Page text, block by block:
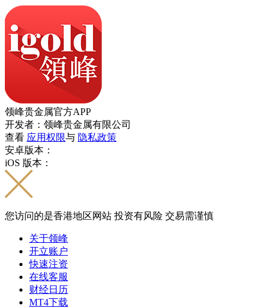
领峰贵金属官方APP
开发者：领峰贵金属有限公司
查看 应用权限与 隐私政策
安卓版本：
iOS 版本：
您访问的是香港地区网站 投资有风险 交易需谨慎
关于领峰
开立账户
快速注资
在线客服
财经日历
MT4下载